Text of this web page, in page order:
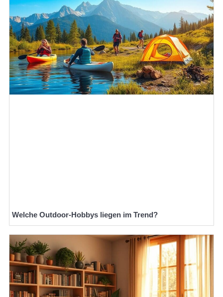
Welche Outdoor-Hobbys liegen im Trend?